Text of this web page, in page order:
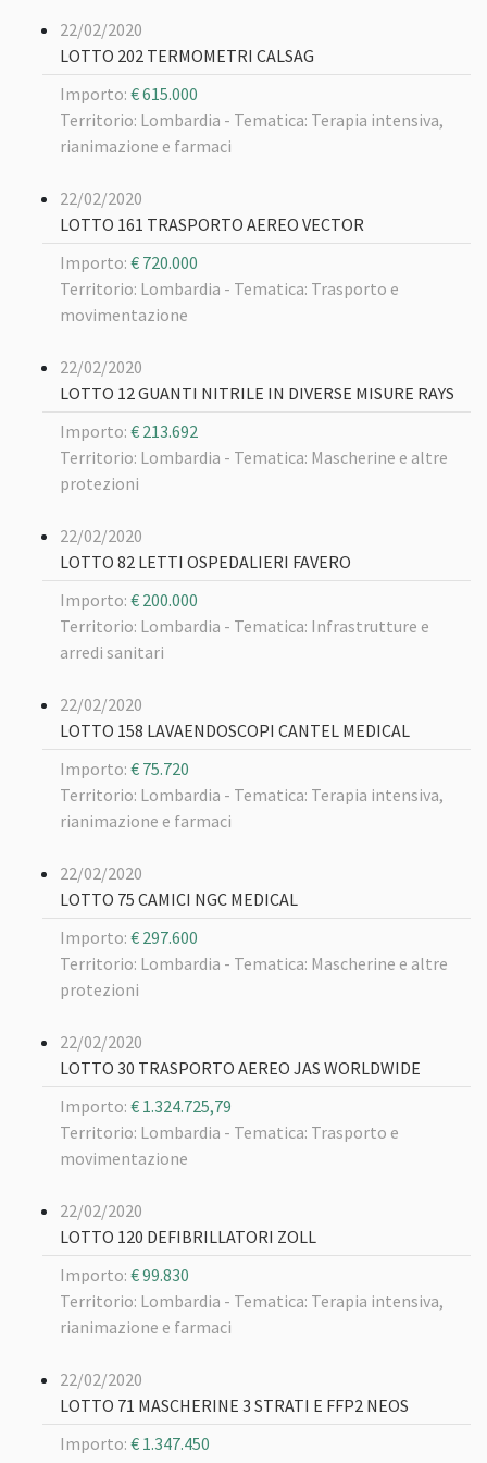
22/02/2020
LOTTO 202 TERMOMETRI CALSAG
Importo: € 615.000
Territorio: Lombardia - Tematica: Terapia intensiva,
rianimazione e farmaci
22/02/2020
LOTTO 161 TRASPORTO AEREO VECTOR
Importo: € 720.000
Territorio: Lombardia - Tematica: Trasporto e
movimentazione
22/02/2020
LOTTO 12 GUANTI NITRILE IN DIVERSE MISURE RAYS
Importo: € 213.692
Territorio: Lombardia - Tematica: Mascherine e altre
protezioni
22/02/2020
LOTTO 82 LETTI OSPEDALIERI FAVERO
Importo: € 200.000
Territorio: Lombardia - Tematica: Infrastrutture e
arredi sanitari
22/02/2020
LOTTO 158 LAVAENDOSCOPI CANTEL MEDICAL
Importo: € 75.720
Territorio: Lombardia - Tematica: Terapia intensiva,
rianimazione e farmaci
22/02/2020
LOTTO 75 CAMICI NGC MEDICAL
Importo: € 297.600
Territorio: Lombardia - Tematica: Mascherine e altre
protezioni
22/02/2020
LOTTO 30 TRASPORTO AEREO JAS WORLDWIDE
Importo: € 1.324.725,79
Territorio: Lombardia - Tematica: Trasporto e
movimentazione
22/02/2020
LOTTO 120 DEFIBRILLATORI ZOLL
Importo: € 99.830
Territorio: Lombardia - Tematica: Terapia intensiva,
rianimazione e farmaci
22/02/2020
LOTTO 71 MASCHERINE 3 STRATI E FFP2 NEOS
Importo: € 1.347.450